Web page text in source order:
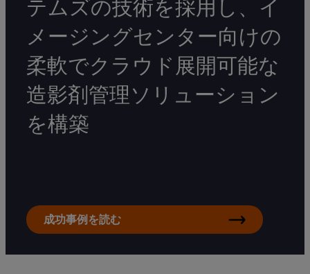
テムズの技術を採用し、イ
メージングセンター向けの
柔軟でクラウド展開可能な
造影剤管理ソリューション
を構築
成功事例を読む